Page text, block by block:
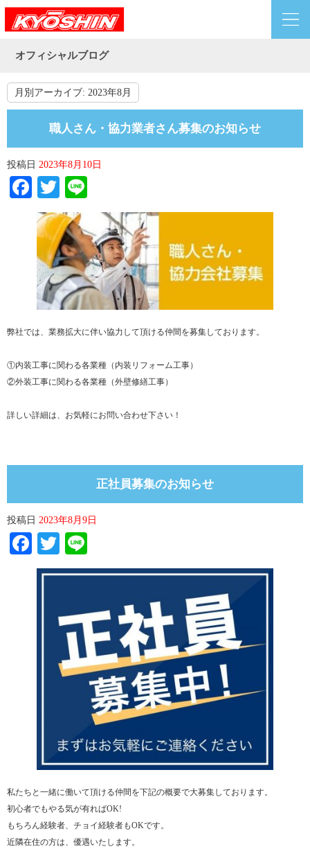
オフィシャルブログ
月別アーカイブ: 2023年8月
職人さん・協力業者さん募集のお知らせ
投稿日 2023年8月10日
Facebook
Twitter
弊社では、業務拡大に伴い協力して頂ける仲間を募集しております。
①内装工事に関わる各業種（内装リフォーム工事）
②外装工事に関わる各業種（外壁修繕工事）
詳しい詳細は、お気軽にお問い合わせ下さい！
正社員募集のお知らせ
投稿日 2023年8月9日
Facebook
Twitter
私たちと一緒に働いて頂ける仲間を下記の概要で大募集しております。
初心者でもやる気が有ればOK!
もちろん経験者、チョイ経験者もOKです。
近隣在住の方は、優遇いたします。